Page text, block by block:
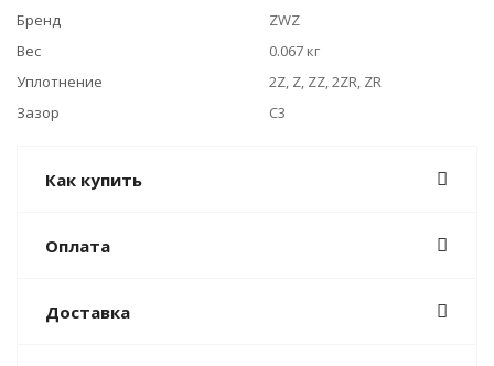
Бренд
ZWZ
Вес
0.067 кг
Уплотнение
2Z, Z, ZZ, 2ZR, ZR
Зазор
C3
Как купить
Оплата
Доставка